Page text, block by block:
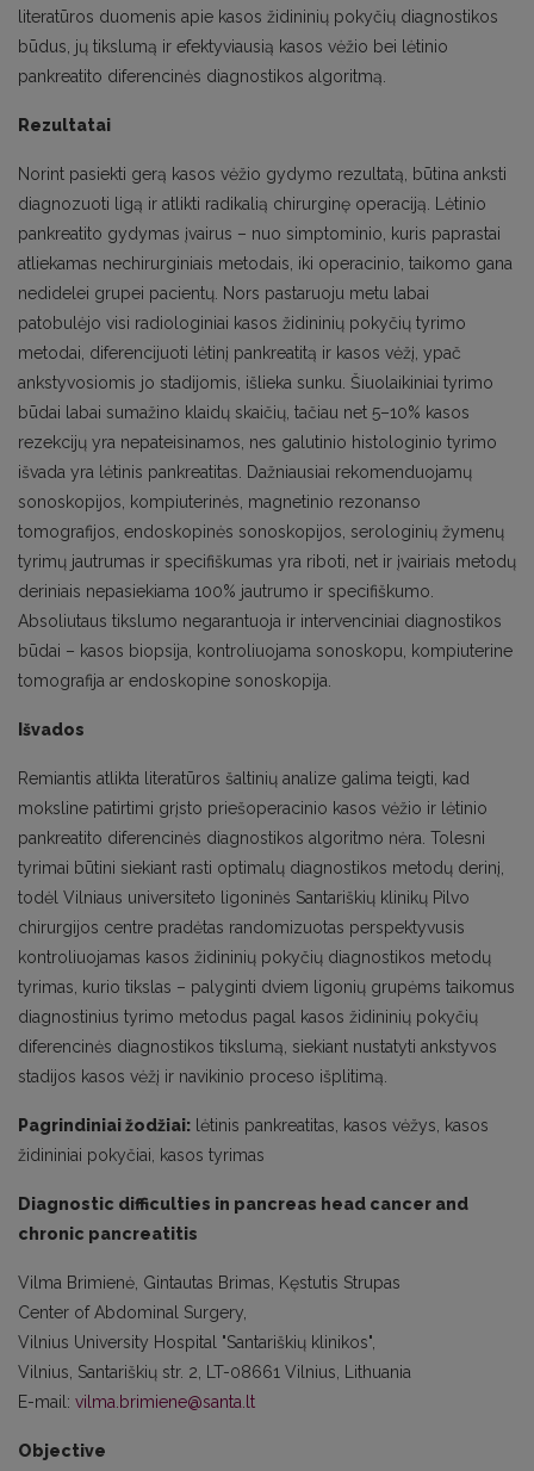
literatūros duomenis apie kasos židininių pokyčių diagnostikos
būdus, jų tikslumą ir efektyviausią kasos vėžio bei lėtinio
pankreatito diferencinės diagnostikos algoritmą.
Rezultatai
Norint pasiekti gerą kasos vėžio gydymo rezultatą, būtina anksti
diagnozuoti ligą ir atlikti radikalią chirurginę operaciją. Lėtinio
pankreatito gydymas įvairus – nuo simptominio, kuris paprastai
atliekamas nechirurginiais metodais, iki operacinio, taikomo gana
nedidelei grupei pacientų. Nors pastaruoju metu labai
patobulėjo visi radiologiniai kasos židininių pokyčių tyrimo
metodai, diferencijuoti lėtinį pankreatitą ir kasos vėžį, ypač
ankstyvosiomis jo stadijomis, išlieka sunku. Šiuolaikiniai tyrimo
būdai labai sumažino klaidų skaičių, tačiau net 5–10% kasos
rezekcijų yra nepateisinamos, nes galutinio histologinio tyrimo
išvada yra lėtinis pankreatitas. Dažniausiai rekomenduojamų
sonoskopijos, kompiuterinės, magnetinio rezonanso
tomografijos, endoskopinės sonoskopijos, serologinių žymenų
tyrimų jautrumas ir specifiškumas yra riboti, net ir įvairiais metodų
deriniais nepasiekiama 100% jautrumo ir specifiškumo.
Absoliutaus tikslumo negarantuoja ir intervenciniai diagnostikos
būdai – kasos biopsija, kontroliuojama sonoskopu, kompiuterine
tomografija ar endoskopine sonoskopija.
Išvados
Remiantis atlikta literatūros šaltinių analize galima teigti, kad
moksline patirtimi grįsto priešoperacinio kasos vėžio ir lėtinio
pankreatito diferencinės diagnostikos algoritmo nėra. Tolesni
tyrimai būtini siekiant rasti optimalų diagnostikos metodų derinį,
todėl Vilniaus universiteto ligoninės Santariškių klinikų Pilvo
chirurgijos centre pradėtas randomizuotas perspektyvusis
kontroliuojamas kasos židininių pokyčių diagnostikos metodų
tyrimas, kurio tikslas – palyginti dviem ligonių grupėms taikomus
diagnostinius tyrimo metodus pagal kasos židininių pokyčių
diferencinės diagnostikos tikslumą, siekiant nustatyti ankstyvos
stadijos kasos vėžį ir navikinio proceso išplitimą.
Pagrindiniai žodžiai: lėtinis pankreatitas, kasos vėžys, kasos
židininiai pokyčiai, kasos tyrimas
Diagnostic difficulties in pancreas head cancer and
chronic pancreatitis
Vilma Brimienė, Gintautas Brimas, Kęstutis Strupas
Center of Abdominal Surgery,
Vilnius University Hospital "Santariškių klinikos",
Vilnius, Santariškių str. 2, LT-08661 Vilnius, Lithuania
E-mail: vilma.brimiene@santa.lt
Objective